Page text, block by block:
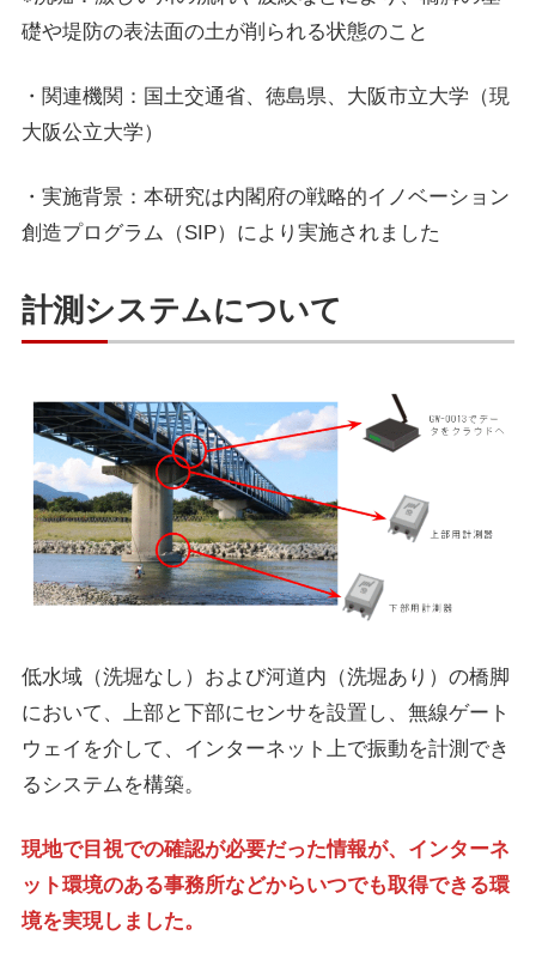
礎や堤防の表法面の土が削られる状態のこと
・関連機関：国土交通省、徳島県、大阪市立大学（現
大阪公立大学）
・実施背景：本研究は内閣府の戦略的イノベーション
創造プログラム（SIP）により実施されました
計測システムについて
低水域（洗堀なし）および河道内（洗堀あり）の橋脚
において、上部と下部にセンサを設置し、無線ゲート
ウェイを介して、インターネット上で振動を計測でき
るシステムを構築。
現地で目視での確認が必要だった情報が、インターネ
ット環境のある事務所などからいつでも取得できる環
境を実現しました。